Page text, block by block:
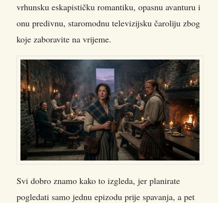
vrhunsku eskapističku romantiku, opasnu avanturu i
onu predivnu, staromodnu televizijsku čaroliju zbog
koje zaboravite na vrijeme.
Svi dobro znamo kako to izgleda, jer planirate
pogledati samo jednu epizodu prije spavanja, a pet